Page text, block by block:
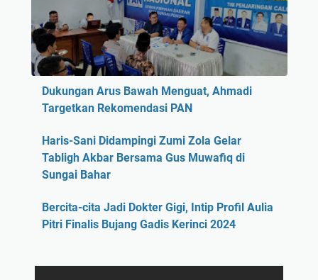
Dukungan Arus Bawah Menguat, Ahmadi
Targetkan Rekomendasi PAN
Haris-Sani Didampingi Zumi Zola Gelar
Tabligh Akbar Bersama Gus Muwafiq di
Sungai Bahar
Bercita-cita Jadi Dokter Gigi, Intip Profil Aulia
Pitri Finalis Bujang Gadis Kerinci 2024